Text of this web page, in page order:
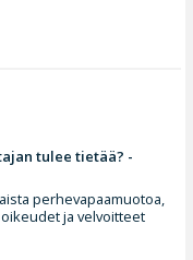
tulee tietää? -
perhevapaamuotoa,
ja velvoitteet